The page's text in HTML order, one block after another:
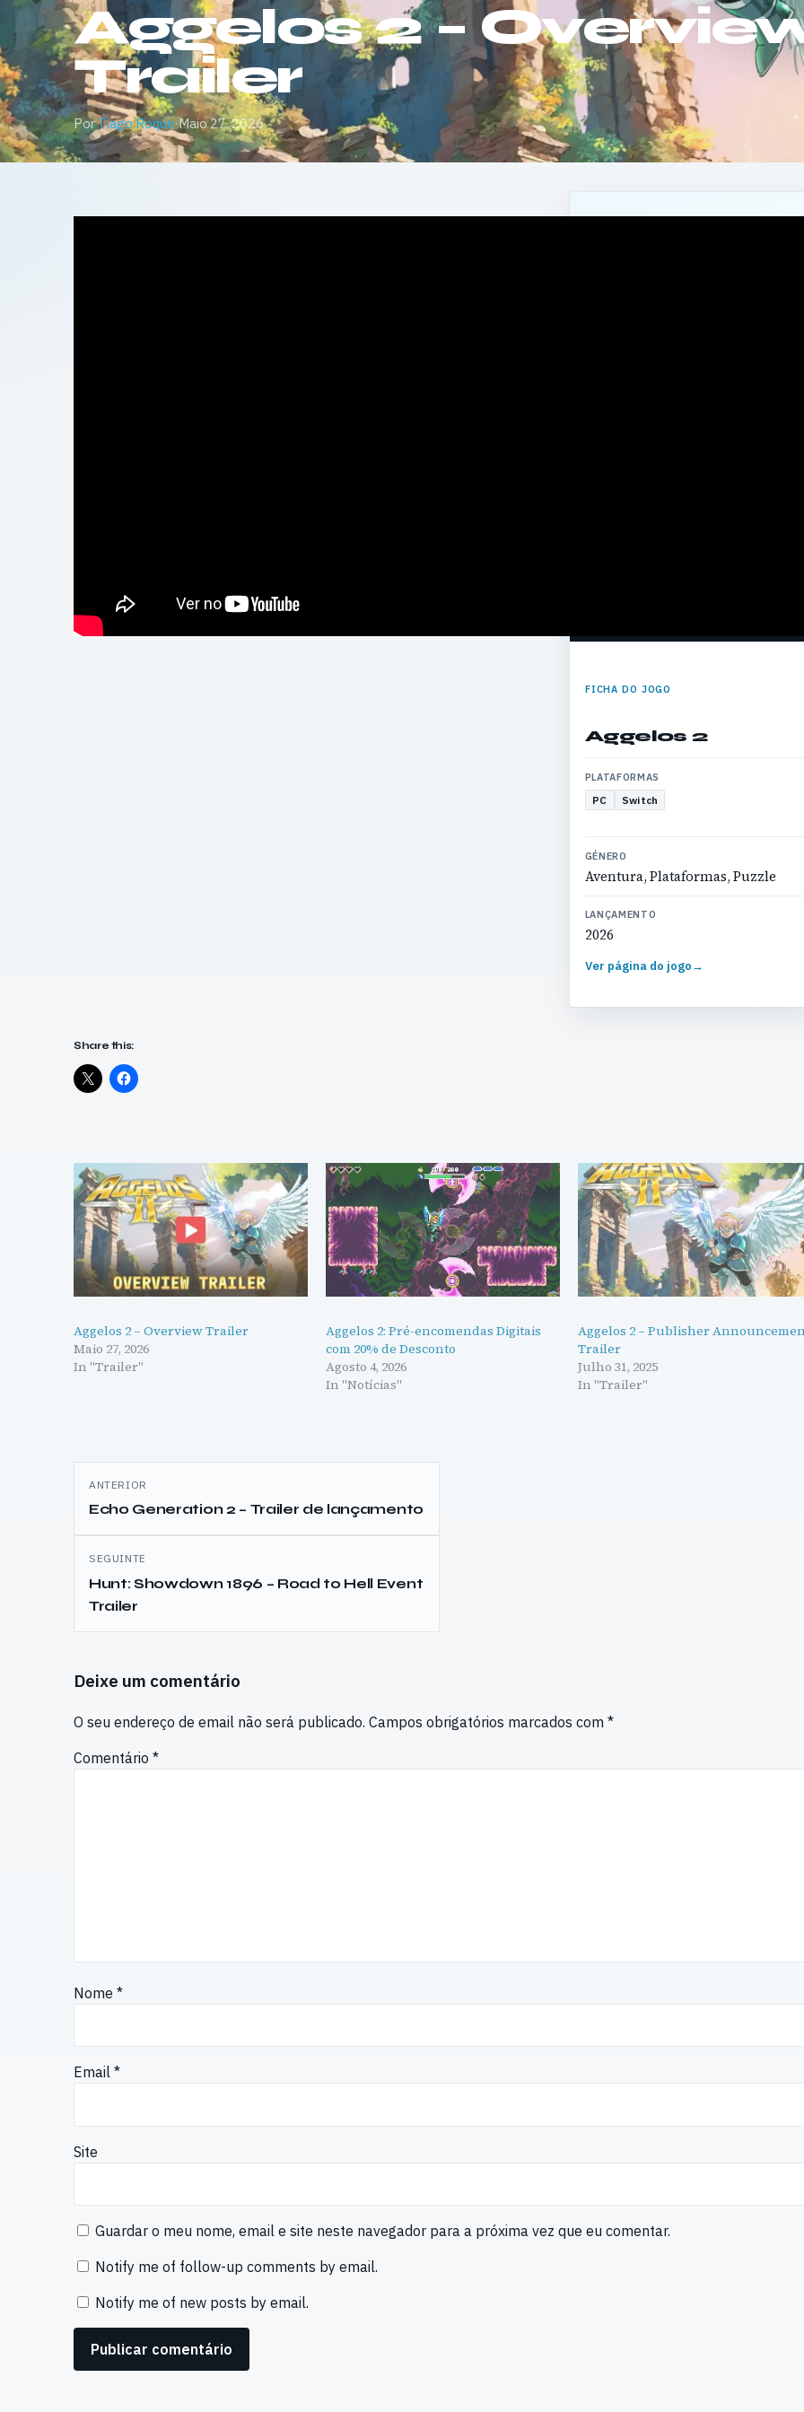
Aggelos 2 –
Trailer
PorTiago Roque·Maio 27, 2026
FICHA DO JOGO
Aggelos 2
PLATAFORMAS
PC Switch
GÉNERO
Aventura, Plataformas, Puzzle
LANÇAMENTO
2026
Ver página do jogo→
Share this:
Aggelos 2 – Overview Trailer
Maio 27, 2026
In "Trailer"
Aggelos 2: Pré-encomendas Digitais
com 20% de Desconto
Agosto 4, 2026
In "Notícias"
Aggelos 2 – Publisher
Trailer
Julho 31, 2025
In "Trailer"
Navegação
de
artigos
ANTERIOR
Echo Generation 2 – Trailer de lançamento
SEGUINTE
Hunt: Showdown 1896 – Road to Hell Event
Trailer
Deixe um comentário
O seu endereço de email não será publicado. Campos obrigatórios marcados com *
Comentário *
Nome *
Email *
Site
Guardar o meu nome, email e site neste navegador para a próxima vez que eu comentar.
Notify me of follow-up comments by email.
Notify me of new posts by email.